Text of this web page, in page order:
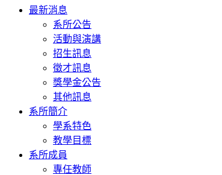
Toggle
navigation
最新消息
系所公告
活動與演講
招生訊息
徵才訊息
獎學金公告
其他訊息
系所簡介
學系特色
教學目標
系所成員
專任教師